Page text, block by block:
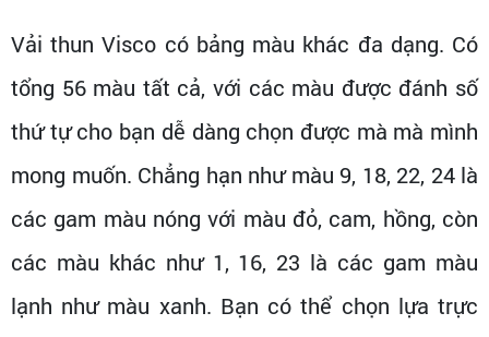
Vải thun Visco có bảng màu khác đa dạng. Có
tổng 56 màu tất cả, với các màu được đánh số
thứ tự cho bạn dễ dàng chọn được mà mà mình
mong muốn. Chẳng hạn như màu 9, 18, 22, 24 là
các gam màu nóng với màu đỏ, cam, hồng, còn
các màu khác như 1, 16, 23 là các gam màu
lạnh như màu xanh. Bạn có thể chọn lựa trực